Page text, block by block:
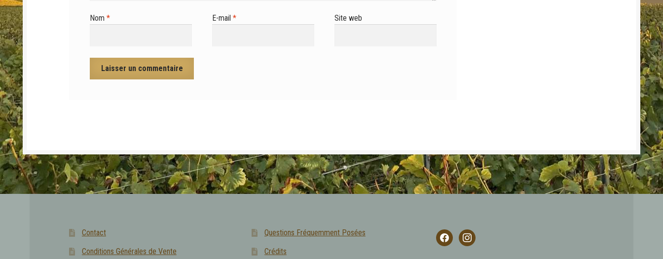
Nom * E-mail * Site web
Contact
Conditions Générales de Vente
Questions Fréquemment Posées
Crédits
facebookinstagram